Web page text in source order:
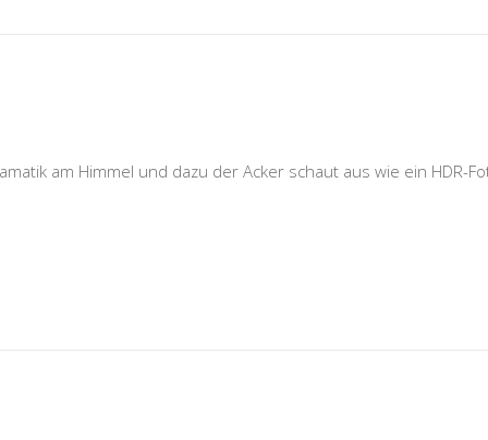
am Himmel und dazu der Acker schaut aus wie ein HDR-